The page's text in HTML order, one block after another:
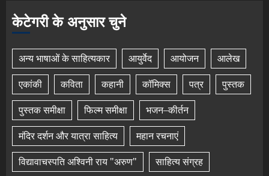
केटेगरी के अनुसार चुने
अन्य भाषाओं के साहित्यकार आयुर्वेद आयोजन
आलेख
एकांकी
कविता कहानी कॉमिक्स पत्र
पुस्तक
पुस्तक समीक्षा
फिल्म समीक्षा
भजन–कीर्तन
मंदिर दर्शन और यात्रा साहित्य
महान रचनाएं
विद्यावाचस्पति अश्विनी राय "अरुण"
साहित्य संग्रह